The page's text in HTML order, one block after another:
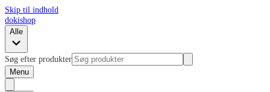
Skip til indhold
dokishop
Alle
Søg efter produkter
Menu